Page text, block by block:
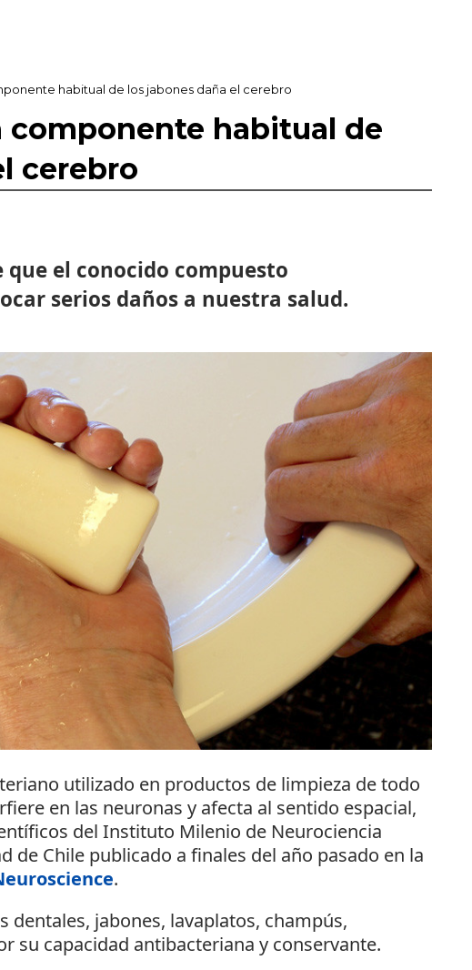
habitual de los jabones daña el cerebro
componente habitual de
cerebro
el conocido compuesto
serios daños a nuestra salud.
utilizado en productos de limpieza de todo
en las neuronas y afecta al sentido espacial,
del Instituto Milenio de Neurociencia
de Chile publicado a finales del año pasado en la
.
dentales, jabones, lavaplatos, champús,
su capacidad antibacteriana y conservante.